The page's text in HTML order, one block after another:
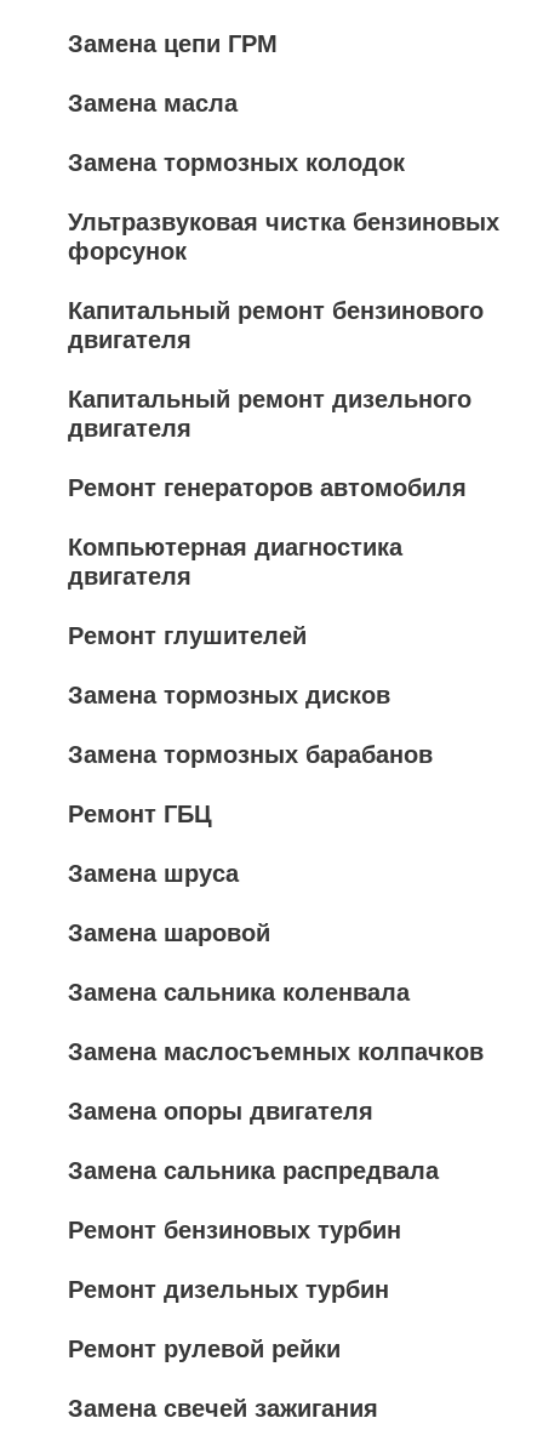
Замена цепи ГРМ
Замена масла
Замена тормозных колодок
Ультразвуковая чистка бензиновых
форсунок
Капитальный ремонт бензинового
двигателя
Капитальный ремонт дизельного
двигателя
Ремонт генераторов автомобиля
Компьютерная диагностика
двигателя
Ремонт глушителей
Замена тормозных дисков
Замена тормозных барабанов
Ремонт ГБЦ
Замена шруса
Замена шаровой
Замена сальника коленвала
Замена маслосъемных колпачков
Замена опоры двигателя
Замена сальника распредвала
Ремонт бензиновых турбин
Ремонт дизельных турбин
Ремонт рулевой рейки
Замена свечей зажигания